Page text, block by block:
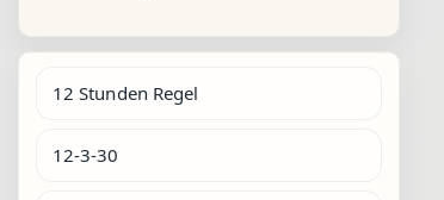
12 Stunden Regel
12-3-30